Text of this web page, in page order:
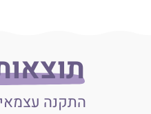
התקנה